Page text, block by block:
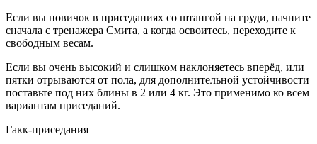
Если вы новичок в приседаниях со штангой на груди, начните
сначала с тренажера Смита, а когда освоитесь, переходите к
свободным весам.
Если вы очень высокий и слишком наклоняетесь вперёд, или
пятки отрываются от пола, для дополнительной устойчивости
поставьте под них блины в 2 или 4 кг. Это применимо ко всем
вариантам приседаний.
Гакк-приседания